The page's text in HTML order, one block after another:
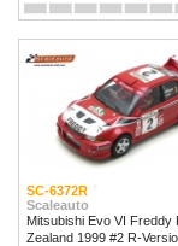
SC-6372R
Scaleauto
Mitsubishi Evo VI Freddy
Zealand 1999 #2